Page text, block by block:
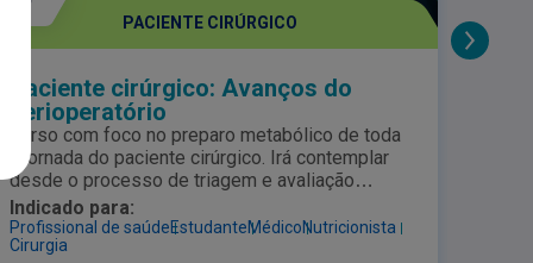
PACIENTE CIRÚRGICO
Paciente cirúrgico: Avanços do
perioperatório
Curso com foco no preparo metabólico de toda
a jornada do paciente cirúrgico. Irá contemplar
desde o processo de triagem e avaliação
nutricional, passando pela pré-habilitação,
imunonutrição e abreviação de jejum até a
terapia nutricional no pós-operatório. Ao final
Indicado para:
Profissional de saúdeEstudanteMédicoNutricionista
Cirurgia